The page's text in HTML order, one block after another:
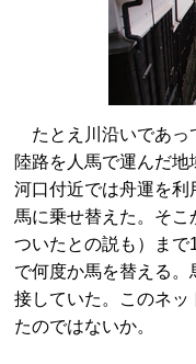
たとえ川沿いであっ
陸路を人馬で運んだ地
河口付近では舟運を
馬に乗せ替えた。そ
ついたとの説も）まで
で何度か馬を替える
接していた。このネ
たのではないか。